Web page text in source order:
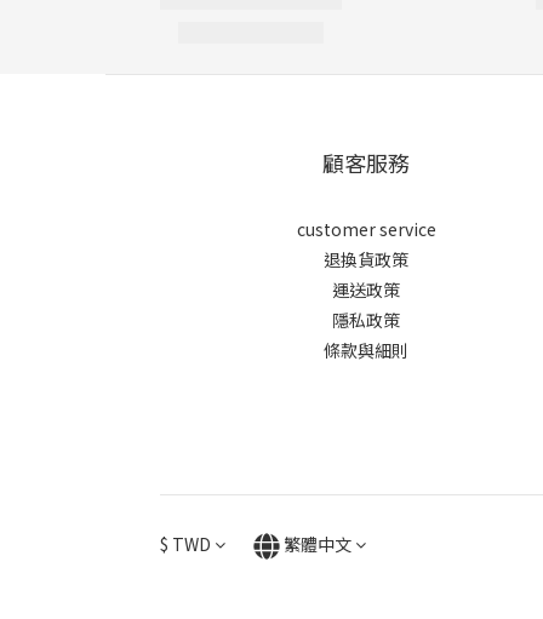
顧客服務
customer service
退換貨政策
運送政策
隱私政策
條款與細則
$ TWD 繁體中文